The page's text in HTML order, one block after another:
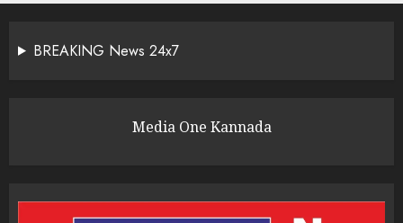
BREAKING News 24x7
Media One Kannada